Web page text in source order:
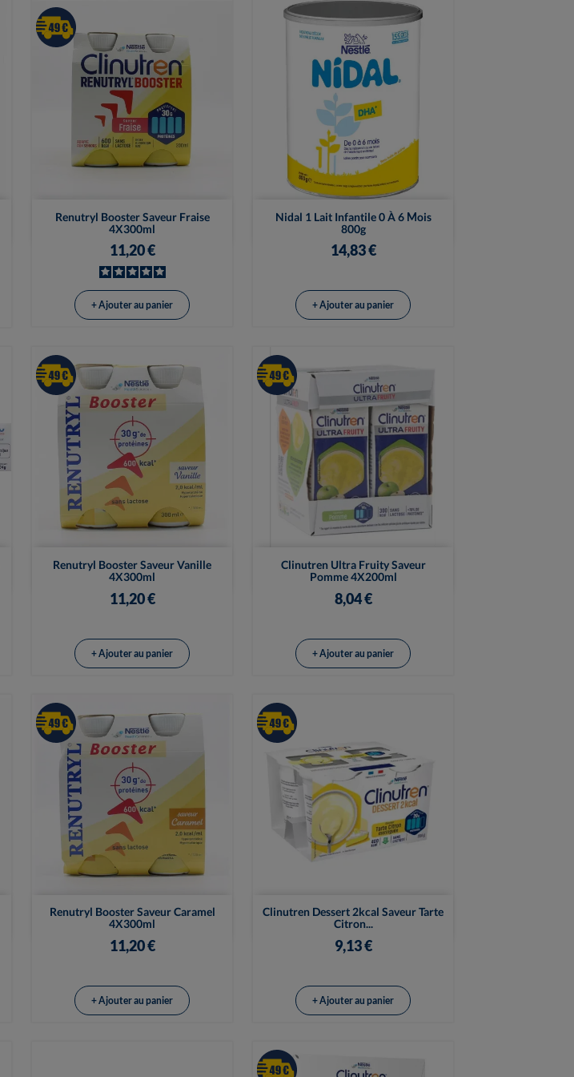
Renutryl Booster Saveur Fraise
4X300ml
11,20 €
Vue rapide
+ Ajouter au panier
Nidal 1 Lait Infantile 0 À 6 Mois
800g
14,83 €
Vue rapide
+ Ajouter au panier
Renutryl Booster Saveur Vanille
4X300ml
11,20 €
Vue rapide
+ Ajouter au panier
Clinutren Ultra Fruity Saveur
Pomme 4X200ml
8,04 €
Vue rapide
+ Ajouter au panier
Renutryl Booster Saveur Caramel
4X300ml
11,20 €
Vue rapide
+ Ajouter au panier
Clinutren Dessert 2kcal Saveur Tarte
Citron...
9,13 €
Vue rapide
+ Ajouter au panier